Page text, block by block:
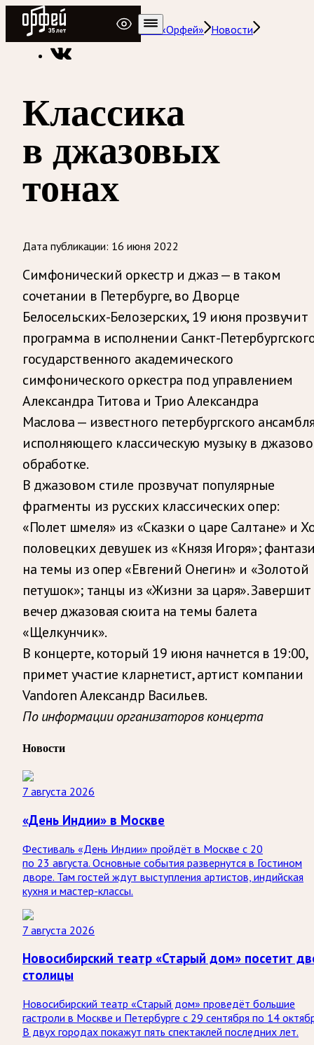
Радио Орфей
Радио классической музыки «Орфей» Новости
Классика
в джазовых
тонах
Дата публикации: 16 июня 2022
Симфонический оркестр и джаз — в таком
сочетании в Петербурге, во Дворце
Белосельских-Белозерских, 19 июня прозвучит
программа в исполнении Санкт-
государственного академического
симфонического оркестра под управлением
Александра Титова и Трио Александра
Маслова — известного петербургского
исполняющего классическую музыку в
обработке.
В джазовом стиле прозвучат популярные
фрагменты из русских классических опер:
«Полет шмеля» из «Сказки о царе Салтане» и
половецких девушек из «Князя Игоря»;
на темы из опер «Евгений Онегин» и «Золотой
петушок»; танцы из «Жизни за царя». Завершит
вечер джазовая сюита на темы балета
«Щелкунчик».
В концерте, который 19 июня начнется в 19:00,
примет участие кларнетист, артист компании
Vandoren Александр Васильев.
По информации организаторов концерта
Новости
7 августа 2026
«День Индии» в Москве
Фестиваль «День Индии» пройдёт в Москве с 20
по 23 августа. Основные события развернутся в Гостином
дворе. Там гостей ждут выступления артистов, индийская
кухня и мастер-классы.
7 августа 2026
Новосибирский театр «Старый дом» посетит
столицы
Новосибирский театр «Старый дом» проведёт большие
гастроли в Москве и Петербурге с 29 сентября по 14
В двух городах покажут пять спектаклей последних лет.